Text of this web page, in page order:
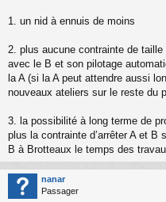
1. un nid à ennuis de moins
2. plus aucune contrainte de taille
avec le B et son pilotage
la A (si la A peut attendre aussi
nouveaux ateliers sur le reste du
3. la possibilité à long terme de
plus la contrainte d’arrêter A et B
B à Brotteaux le temps des
nanar
Passager